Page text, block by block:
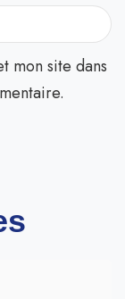
mon site dans